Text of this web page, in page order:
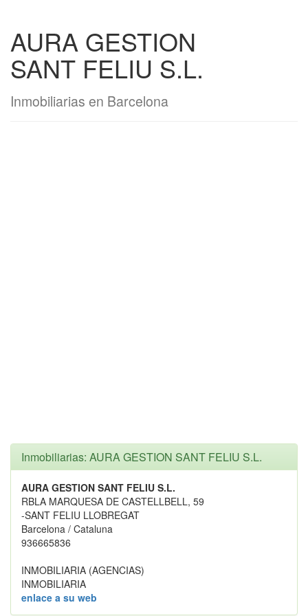
AURA GESTION
SANT FELIU S.L.
Inmobiliarias en Barcelona
Inmobiliarias: AURA GESTION SANT FELIU S.L.
AURA GESTION SANT FELIU S.L.
RBLA MARQUESA DE CASTELLBELL, 59
-SANT FELIU LLOBREGAT
Barcelona / Cataluna
936665836
INMOBILIARIA (AGENCIAS)
INMOBILIARIA
enlace a su web